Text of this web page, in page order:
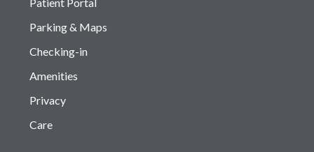
Parking & Maps
Checking-in
Amenities
Privacy
Care